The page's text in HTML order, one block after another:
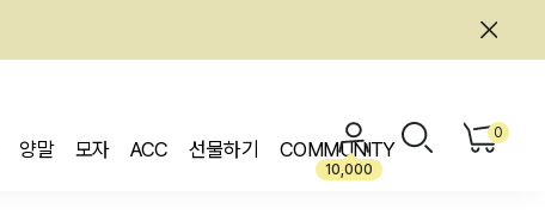
양말 모자 ACC 선물하기 COMMUNITY
10,000
0